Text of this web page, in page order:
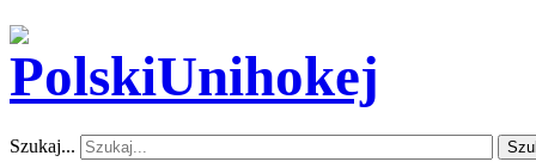
Szukaj...